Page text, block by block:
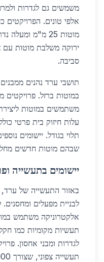
משמשים גם לגדרות
אלפי טונים. הפרויקטים
מוטות 25 מ"מ
ירוקה משלבת מוטות עם
סביבה.
תושבי ערד נהנים
במוטות ברזל. פרויקטים
משתמשים במוטות
תלוי בגודל. יישומים
שבהם מוטות חדשים
יישומים בתעשייה
באזור התעשייה של
לבניית מפעלים
תעשיות מקומיות כמו
לגדרות ומבני אחסון.
תעשייה צפוני, שצורך 2,000 טון מוטות בשנה.